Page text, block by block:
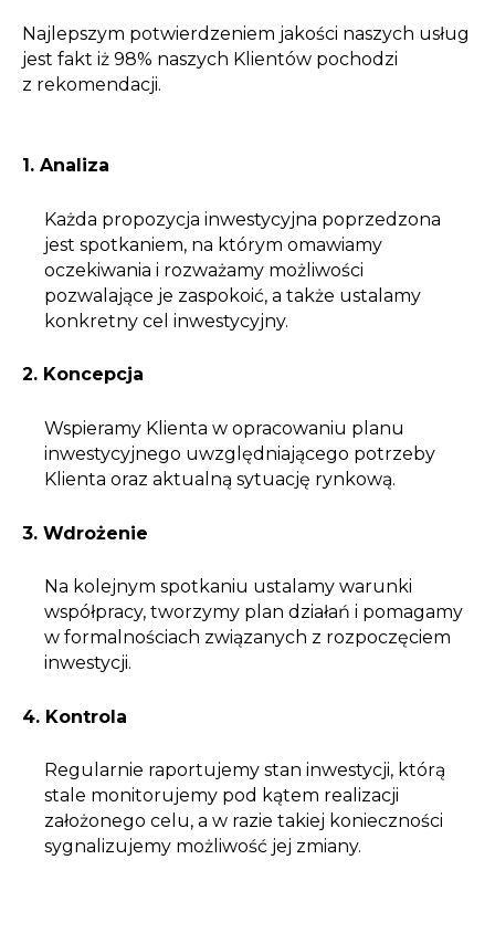
Najlepszym potwierdzeniem jakości naszych usług
jest fakt iż 98% naszych Klientów pochodzi
z rekomendacji.
1. Analiza
Każda propozycja inwestycyjna poprzedzona
jest spotkaniem, na którym omawiamy
oczekiwania i rozważamy możliwości
pozwalające je zaspokoić, a także ustalamy
konkretny cel inwestycyjny.
2. Koncepcja
Wspieramy Klienta w opracowaniu planu
inwestycyjnego uwzględniającego potrzeby
Klienta oraz aktualną sytuację rynkową.
3. Wdrożenie
Na kolejnym spotkaniu ustalamy warunki
współpracy, tworzymy plan działań i pomagamy
w formalnościach związanych z rozpoczęciem
inwestycji.
4. Kontrola
Regularnie raportujemy stan inwestycji, którą
stale monitorujemy pod kątem realizacji
założonego celu, a w razie takiej konieczności
sygnalizujemy możliwość jej zmiany.